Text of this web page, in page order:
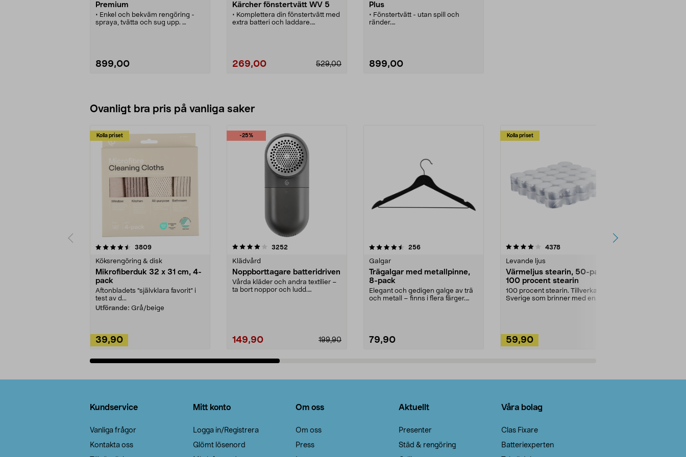
Premium
• Enkel och bekväm rengöring -
spraya, tvätta och sug upp.
• Tvätta stora och små rutor - 2
olika breda sugmunstycken ingår.
899,00
Kärcher fönstertvätt WV 5
• Komplettera din fönstertvätt med
extra batteri och laddare.
529,00
269,00
Plus
• Fönstertvätt - utan spill och
ränder.
• Utbytbart uppladdningsbart
batteri - ger längre drifttid utan
899,00
Ovanligt bra pris på vanliga saker
Kolla priset
3809recensioner
Köksrengöring & disk
Mikrofiberduk 32 x 31 cm, 4-
pack
Aftonbladets "självklara favorit” i
test av d...
Utförande: Grå/beige
39,90
-25%
4.0av 5 stjärnor 3252
Klädvård
Noppborttagare batteridriven
Vårda kläder och andra textilier –
ta bort noppor och ludd.
199,90
149,90
4.5av 5 stjärnor 256recensioner
Galgar
Trägalgar med metallpinne,
8-pack
Elegant och gedigen galge av trä
och metall – finns i flera färger.
79,90
Kolla priset
4.0av 5 stjärnor 4378recensioner
Levande ljus
Värmeljus stearin, 50-pack,
100 procent stearin
100 procent stearin. Tillverkade i
Sverige som brinner med en
59,90
4.5av 5 stjärnor
Kundservice
Vanliga frågor
Kontakta oss
Mitt konto
Logga in/Registrera
Glömt lösenord
Om oss
Om oss
Press
Aktuellt
Presenter
Städ & rengöring
Våra bolag
Clas Fixare
Batteriexperten